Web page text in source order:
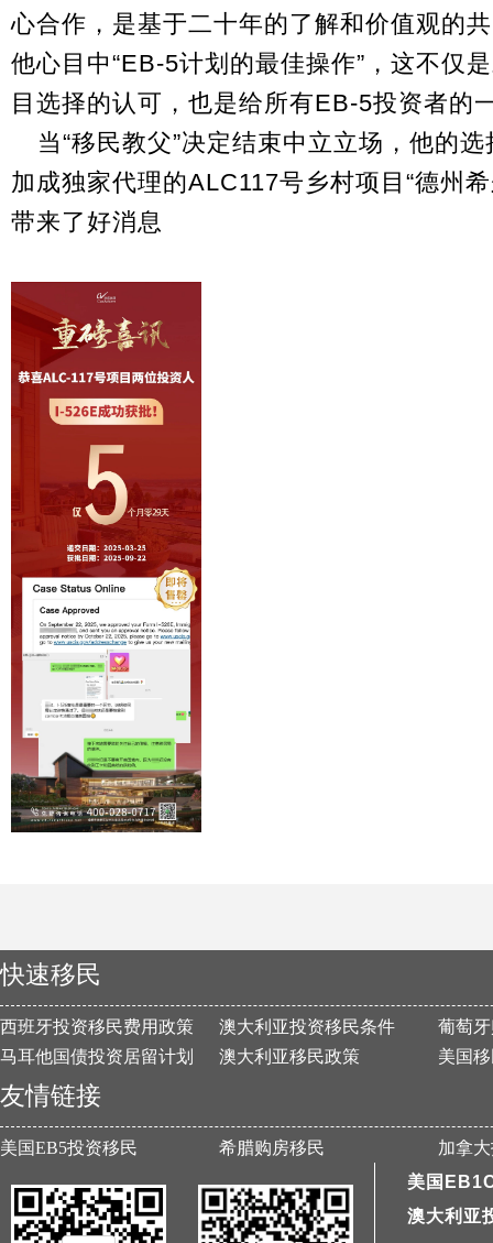
心合作，是基于二十年的了解和价值观的
他心目中“EB-5计划的最佳操作”，这不仅
目选择的认可，也是给所有EB-5投资者的
当“移民教父”决定结束中立立场，他的
加成独家代理的ALC117号乡村项目“德州
带来了好消息
快速移民
西班牙投资移民费用政策 澳大利亚投资移民条件
葡萄
马耳他国债投资居留计划
澳大利亚移民政策 美国
友情链接
美国EB5投资移民 希腊购房移民
加拿
美国
澳大利亚